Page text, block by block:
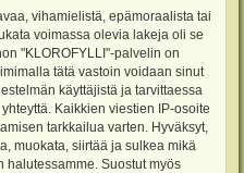
vihamielistä, epämoraalista tai
voimassa olevia lakeja oli se
"KLOROFYLLI"-palvelin on
tätä vastoin voidaan sinut
käyttäjistä ja tarvittaessa
Kaikkien viestien IP-osoite
tarkkailua varten. Hyväksyt,
muokata, siirtää ja sulkea mikä
halutessamme. Suostut myös